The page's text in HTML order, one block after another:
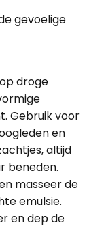
gevoelige
droge
Gebruik voor
en
altijd
beneden.
masseer de
emulsie.
en dep de